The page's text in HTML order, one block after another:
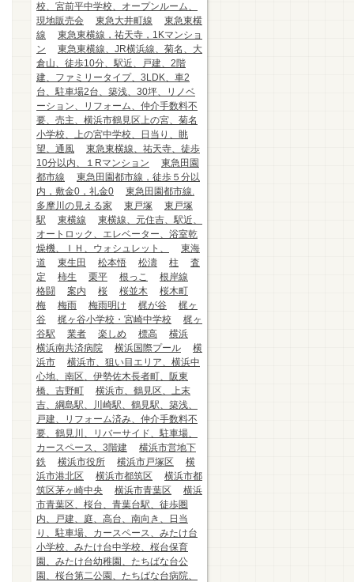
校、宮前平中学校、オープンルーム、
現地販売会
東急大井町線
東急東横
線
東急東横線，祐天寺，1Kマンショ
ン
東急東横線、JR横浜線、菊名、大
倉山、徒歩10分、駅近、戸建、2階
建、ファミリータイプ、3LDK、車2
台、駐車場2台、築浅、30坪、リノベ
ーション、リフォーム、仲介手数料不
要、売主、横浜市鶴見区上の宮、菊名
小学校、上の宮中学校、日当り、眺
望、通風
東急東横線、祐天寺、徒歩
10分以内、１Rマンション
東急田園
都市線
東急田園都市線，徒歩５分以
内，敷金0，礼金0
東急田園都市線.
多摩川の見える家
東戸塚
東戸塚
駅
東横線
東横線、元住吉、駅近、
オートロック、エレベーター、浴室乾
燥機、ＩＨ、ウォシュレット、
東海
道
東生田 松本悟 松濤 柱
査
定
柿生 栗平 根っこ
根岸線
格闘
案内 桜 桜並木
桜木町
梅
梅雨 梅雨明け 梶が谷
梶ヶ
谷
梶ヶ谷小学校・宮崎中学校
梶ヶ
谷駅
業者 楽しめ 標高
横浜
横浜南共済病院
横浜国際プール
横
浜市
横浜市、狙い目エリア、横浜中
心地、南区、伊勢佐木長者町、阪東
橋、吉野町
横浜市、鶴見区、上末
吉、綱島駅、川崎駅、鶴見駅、築浅、
戸建、リフォーム済み、仲介手数料不
要、鶴見川、リバーサイド、駐車場、
カースペース、3階建
横浜市営地下
鉄
横浜市役所 横浜市戸塚区
横
浜市港北区
横浜市都筑区
横浜市都
筑区茅ヶ崎中央
横浜市青葉区
横浜
市青葉区、桜台、青葉台駅、徒歩圏
内、戸建、庭、高台、南向き、日当
り、駐車場、カースペース、みたけ台
小学校、みたけ台中学校、桜台保育
園、みたけ台幼稚園、たちばな台公
園、桜台第二公園、たちばな台病院、